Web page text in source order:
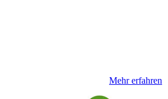
Mehr erfahren